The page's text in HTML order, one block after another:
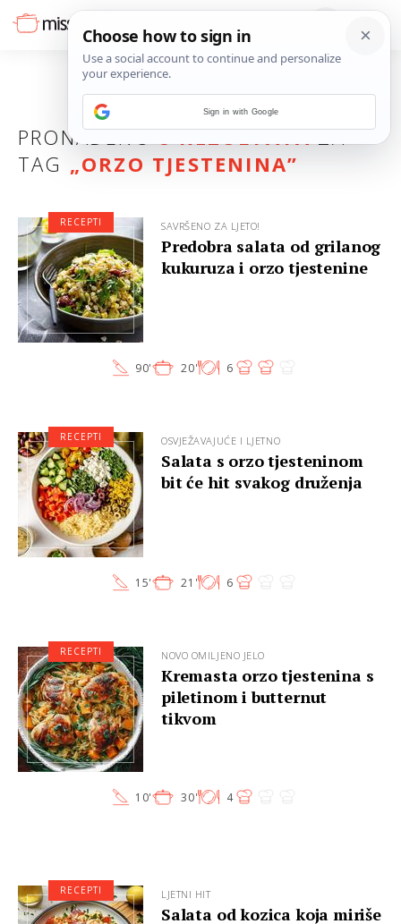
PRONAĐENO8 REZULTATAZA
TAG „ORZO TJESTENINA”
SAVRŠENO ZA LJETO!
Predobra salata od grilanog
kukuruza i orzo tjestenine
90' 20' 6
RECEPTI
OSVJEŽAVAJUĆE I LJETNO
Salata s orzo tjesteninom
bit će hit svakog druženja
15' 21' 6
RECEPTI
NOVO OMILJENO JELO
Kremasta orzo tjestenina s
piletinom i butternut
tikvom
10' 30' 4
RECEPTI
LJETNI HIT
Salata od kozica koja miriše
RECEPTI
Sign in with Google